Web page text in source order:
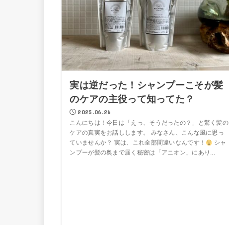
実は逆だった！シャンプーこそが髪
のケアの主役って知ってた？
2025.06.26
こんにちは！今日は「えっ、そうだったの？」と驚く髪の
ケアの真実をお話しします。 みなさん、こんな風に思っ
ていませんか？ 実は、これ全部間違いなんです！
シャ
ンプーが髪の奥まで届く秘密は「アニオン」にあり...